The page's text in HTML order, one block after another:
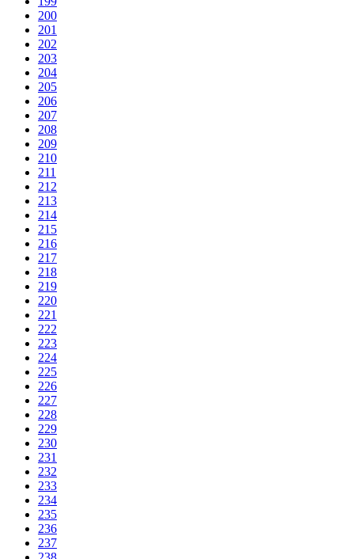
200
201
202
203
204
205
206
207
208
209
210
211
212
213
214
215
216
217
218
219
220
221
222
223
224
225
226
227
228
229
230
231
232
233
234
235
236
237